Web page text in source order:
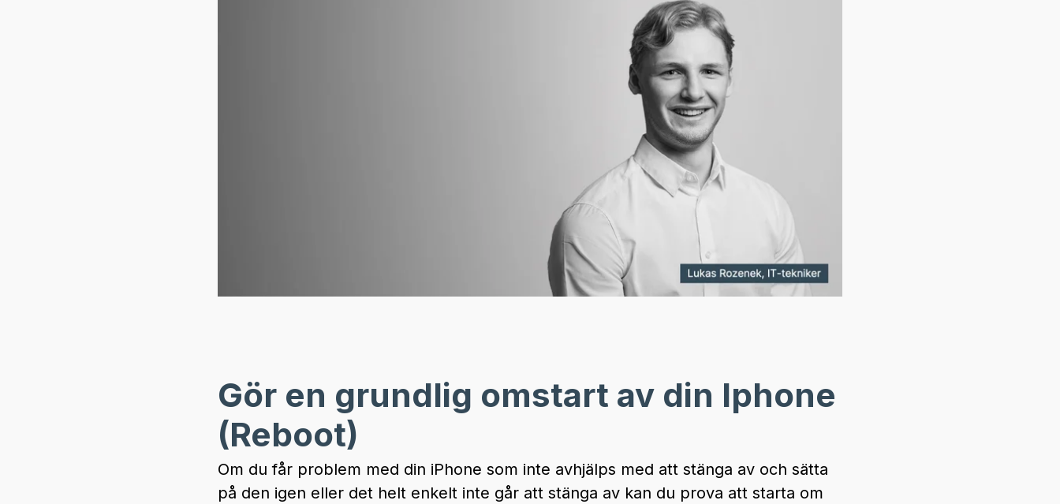
Gör en grundlig omstart av din Iphone
(Reboot)
Om du får problem med din iPhone som inte avhjälps med att stänga av och sätta
på den igen eller det helt enkelt inte går att stänga av kan du prova att starta om